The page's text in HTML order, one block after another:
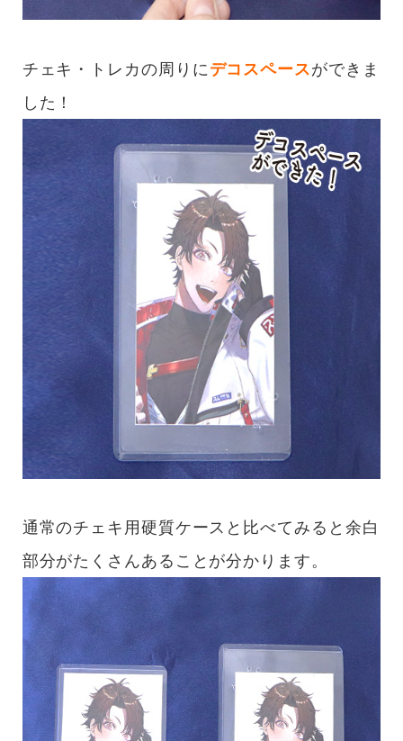
チェキ・トレカの周りにデコスペースができま
した！
通常のチェキ用硬質ケースと比べてみると余白
部分がたくさんあることが分かります。